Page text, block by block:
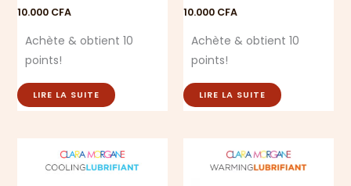
10.000 CFA
Achète & obtient 10
points!
LIRE LA SUITE
10.000 CFA
Achète & obtient 10
points!
LIRE LA SUITE